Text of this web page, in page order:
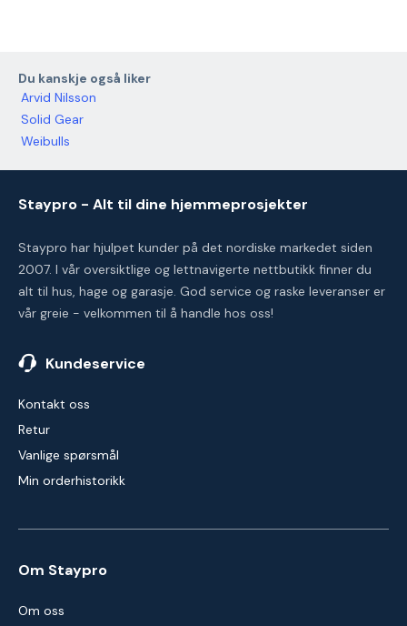
Du kanskje også liker
Arvid Nilsson
Solid Gear
Weibulls
Staypro - Alt til dine hjemmeprosjekter
Staypro har hjulpet kunder på det nordiske markedet siden
2007. I vår oversiktlige og lettnavigerte nettbutikk finner du
alt til hus, hage og garasje. God service og raske leveranser er
vår greie - velkommen til å handle hos oss!
Kundeservice
Kontakt oss
Retur
Vanlige spørsmål
Min orderhistorikk
Om Staypro
Om oss